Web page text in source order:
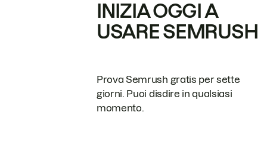
INIZIA OGGI A
USARE SEMRUSH
Prova Semrush gratis per sette
giorni. Puoi disdire in qualsiasi
momento.